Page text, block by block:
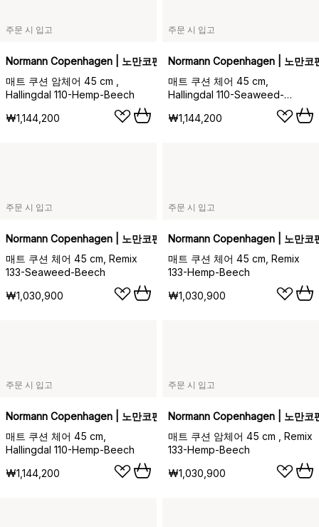
주문 시 입고
Normann Copenhagen | 노만코펜하겐
매트 쿠션 암체어 45 cm ,
Hallingdal 110-Hemp-Beech
₩1,144,200
주문 시 입고
Normann Copenhagen | 노만코
매트 쿠션 체어 45 cm,
Hallingdal 110-Seaweed-
₩1,144,200
주문 시 입고
Normann Copenhagen | 노만코펜하겐
매트 쿠션 체어 45 cm, Remix
133-Seaweed-Beech
₩1,030,900
주문 시 입고
Normann Copenhagen | 노만코
매트 쿠션 체어 45 cm, Remix
133-Hemp-Beech
₩1,030,900
주문 시 입고
Normann Copenhagen | 노만코펜하겐
매트 쿠션 체어 45 cm,
Hallingdal 110-Hemp-Beech
₩1,144,200
주문 시 입고
Normann Copenhagen | 노만코
매트 쿠션 암체어 45 cm , Remix
133-Hemp-Beech
₩1,030,900